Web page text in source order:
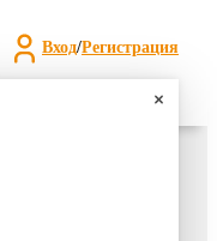
Вход/Регистрация
Поиск